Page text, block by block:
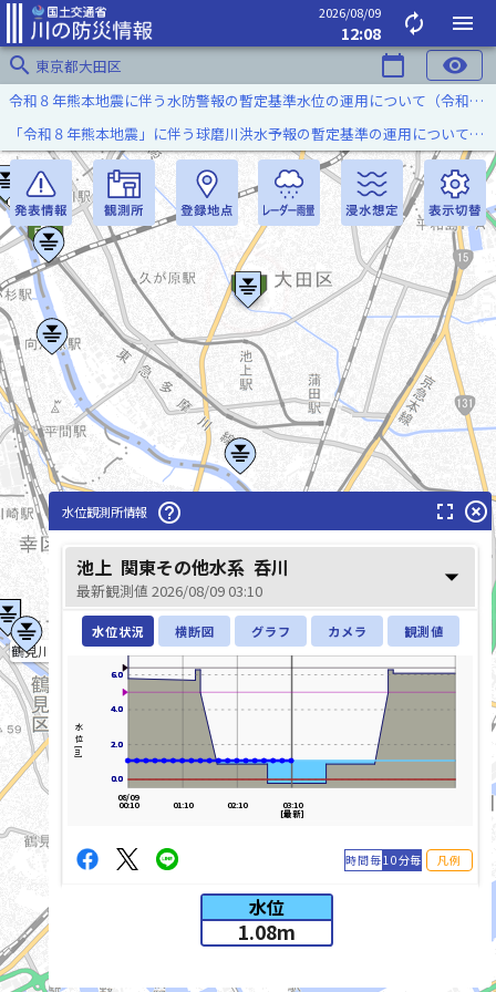
2026/08/09
12:08 autorenew
menu
search 東京都大田区 calendar_today visibility
多摩川(たまがわ)
鶴見川(つるみがわ)
令和８年熊本地震に伴う水防警報の暫定基準水位の運用について（令和８年８月７日）
「令和８年熊本地震」に伴う球磨川洪水予報の暫定基準の運用について（令和８年８月５日）
水位観測所情報 help_outline fullscreen highlight_off
池上 関東その他水系 呑川
最新観測値 2026/08/09 03:10 arrow_drop_down
水位状況 横断図 グラフ カメラ 観測値
0.0
2.0
4.0
6.0
水位[m]
0.0
2.0
4.0
6.0
03:10
[最新]
02:10
01:10
08/09
00:10
時間毎10分毎 凡例
水位
1.08m